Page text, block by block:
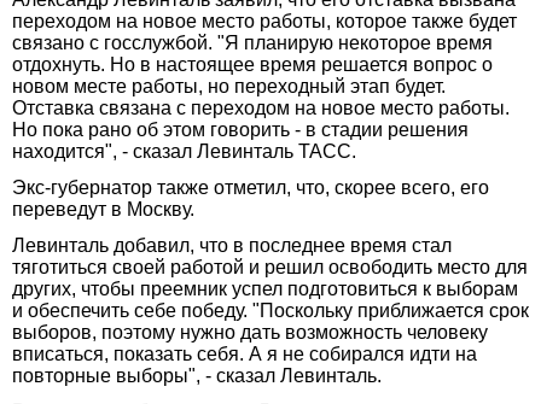
переходом на новое место работы, которое также будет
связано с госслужбой. "Я планирую некоторое время
отдохнуть. Но в настоящее время решается вопрос о
новом месте работы, но переходный этап будет.
Отставка связана с переходом на новое место работы.
Но пока рано об этом говорить - в стадии решения
находится", - сказал Левинталь ТАСС.
Экс-губернатор также отметил, что, скорее всего, его
переведут в Москву.
Левинталь добавил, что в последнее время стал
тяготиться своей работой и решил освободить место для
других, чтобы преемник успел подготовиться к выборам
и обеспечить себе победу. "Поскольку приближается срок
выборов, поэтому нужно дать возможность человеку
вписаться, показать себя. А я не собирался идти на
повторные выборы", - сказал Левинталь.